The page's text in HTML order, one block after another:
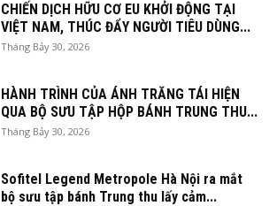
CHIẾN DỊCH HỮU CƠ EU KHỞI ĐỘNG TẠI
VIỆT NAM, THÚC ĐẨY NGƯỜI TIÊU DÙNG...
Tháng Bảy 30, 2026
HÀNH TRÌNH CỦA ÁNH TRĂNG TÁI HIỆN
QUA BỘ SƯU TẬP HỘP BÁNH TRUNG THU...
Tháng Bảy 30, 2026
Sofitel Legend Metropole Hà Nội ra mắt
bộ sưu tập bánh Trung thu lấy cảm...